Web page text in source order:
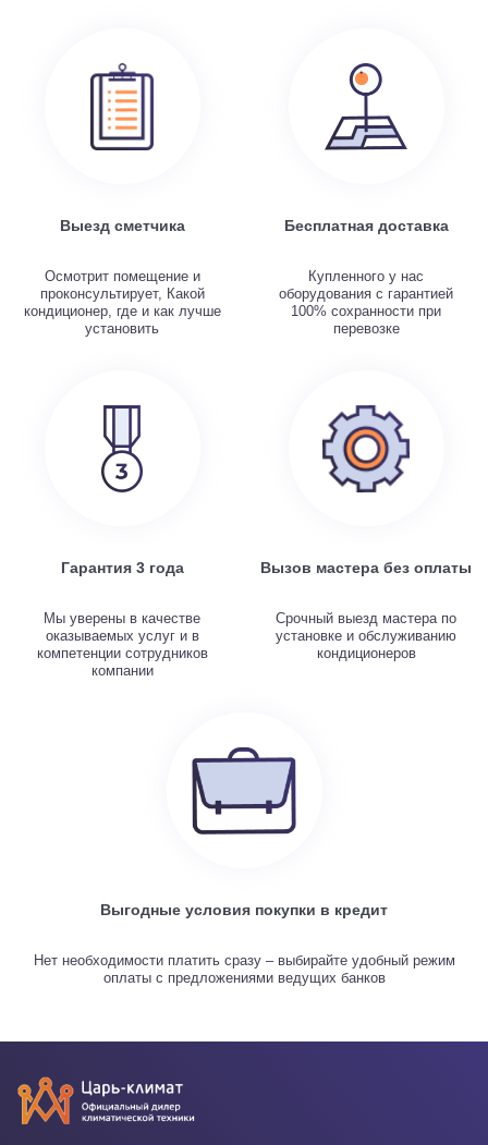
Выезд сметчика
Осмотрит помещение и
проконсультирует, Какой
кондиционер, где и как лучше
установить
Бесплатная доставка
Купленного у нас
оборудования с гарантией
100% сохранности при
перевозке
Гарантия 3 года
Мы уверены в качестве
оказываемых услуг и в
компетенции сотрудников
компании
Вызов мастера без оплаты
Срочный выезд мастера по
установке и обслуживанию
кондиционеров
Выгодные условия покупки в кредит
Нет необходимости платить сразу – выбирайте удобный режим
оплаты с предложениями ведущих банков